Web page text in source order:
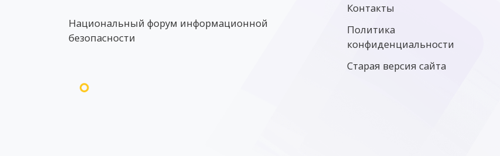
Национальный форум информационной
безопасности
Контакты
Политика
конфиденциальности
Старая версия сайта